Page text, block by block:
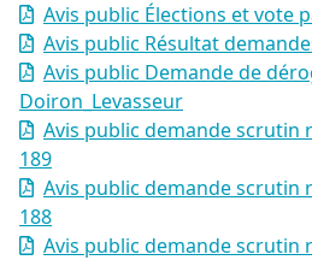
Avis public Élections et vote
Avis public Résultat
Avis public Demande de
Doiron_Levasseur
Avis public demande
189
Avis public demande
188
Avis public demande